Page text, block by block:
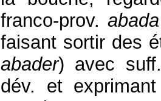
franco-prov.abada
faisant sortir des
abader) avec
dév. et